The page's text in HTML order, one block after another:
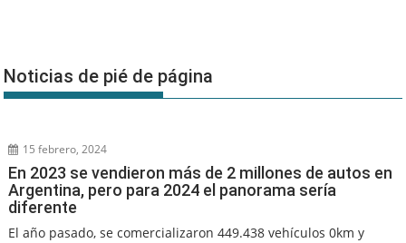
Noticias de pié de página
15 febrero, 2024
En 2023 se vendieron más de 2 millones de autos en
Argentina, pero para 2024 el panorama sería
diferente
El año pasado, se comercializaron 449.438 vehículos 0km y